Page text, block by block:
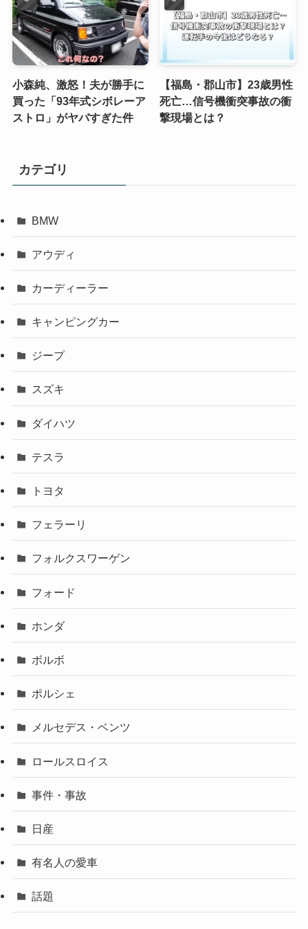
小森純、激怒！夫が勝手に
買った「93年式シボレーア
ストロ」がヤバすぎた件
【福島・郡山市】23歳男性
死亡…信号機衝突事故の衝
撃現場とは？
カテゴリ
BMW
アウディ
カーディーラー
キャンピングカー
ジープ
スズキ
ダイハツ
テスラ
トヨタ
フェラーリ
フォルクスワーゲン
フォード
ホンダ
ボルボ
ポルシェ
メルセデス・ベンツ
ロールスロイス
事件・事故
日産
有名人の愛車
話題